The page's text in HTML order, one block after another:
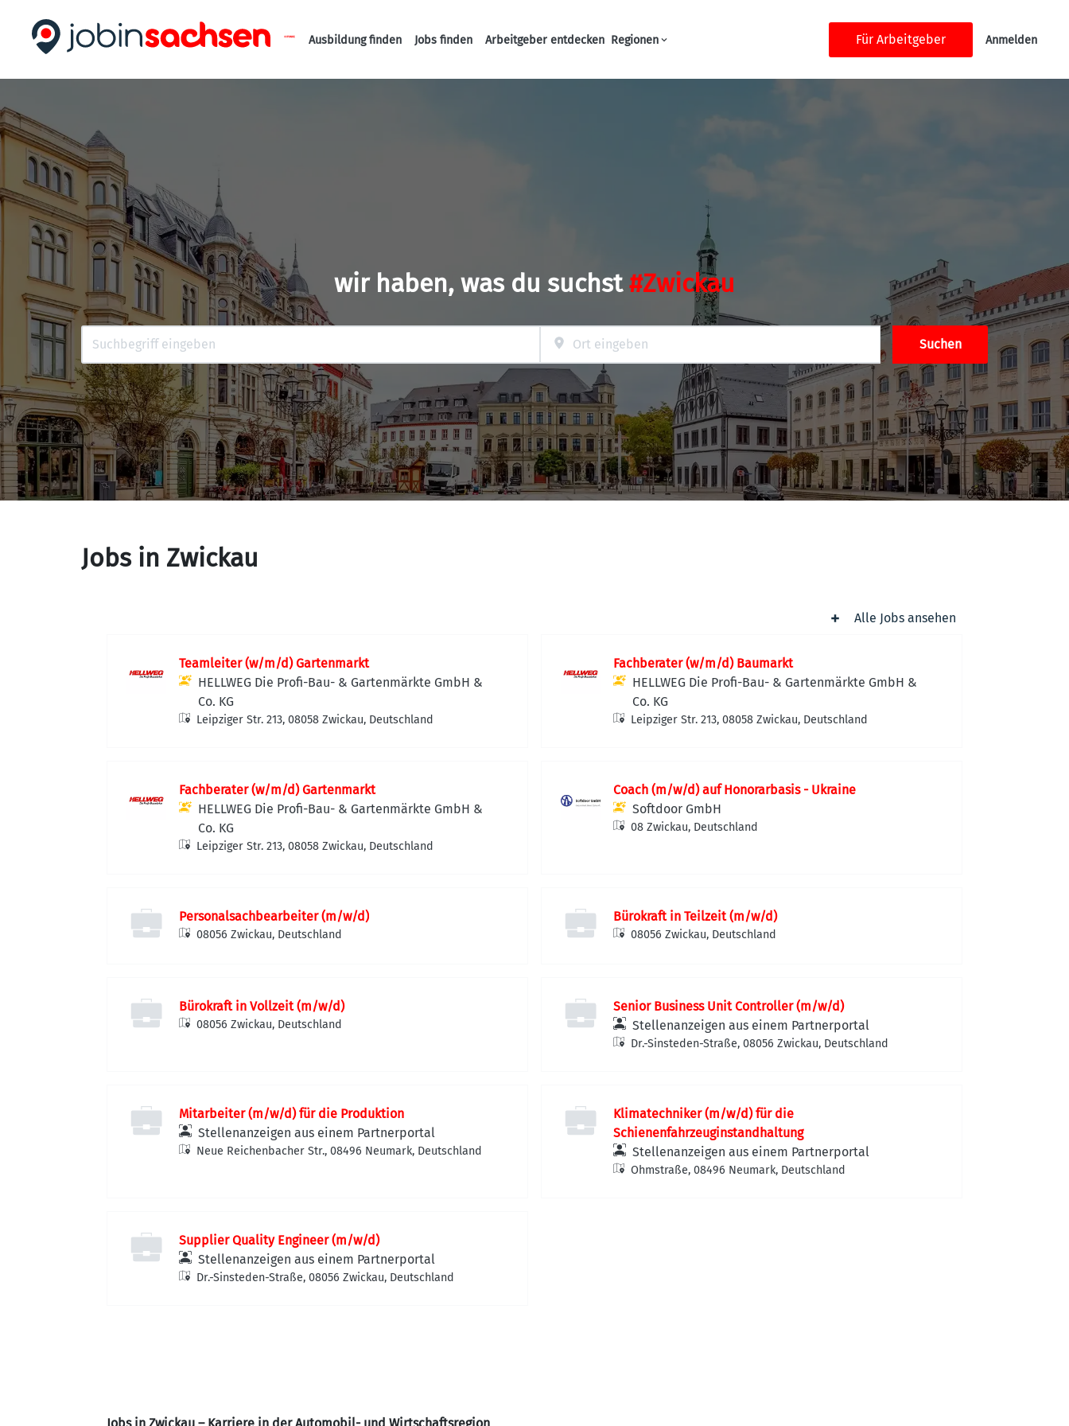
Haupt-Navigation
Ausbildung finden Jobs finden Arbeitgeber entdecken Regionen Für Arbeitgeber Anmelden
wir haben, was du suchst#Zwickau
Suchen
Jobs in Zwickau
Alle Jobs ansehen
Teamleiter (w/m/d) Gartenmarkt
HELLWEG Die Profi-Bau- & Gartenmärkte GmbH &
Co. KG
Leipziger Str. 213, 08058 Zwickau, Deutschland
Fachberater (w/m/d) Baumarkt
HELLWEG Die Profi-Bau- & Gartenmärkte GmbH &
Co. KG
Leipziger Str. 213, 08058 Zwickau, Deutschland
Fachberater (w/m/d) Gartenmarkt
HELLWEG Die Profi-Bau- & Gartenmärkte GmbH &
Co. KG
Leipziger Str. 213, 08058 Zwickau, Deutschland
Coach (m/w/d) auf Honorarbasis - Ukraine
Softdoor GmbH
08 Zwickau, Deutschland
Personalsachbearbeiter (m/w/d)
08056 Zwickau, Deutschland
Bürokraft in Teilzeit (m/w/d)
08056 Zwickau, Deutschland
Bürokraft in Vollzeit (m/w/d)
08056 Zwickau, Deutschland
Senior Business Unit Controller (m/w/d)
Stellenanzeigen aus einem Partnerportal
Dr.-Sinsteden-Straße, 08056 Zwickau, Deutschland
Mitarbeiter (m/w/d) für die Produktion
Stellenanzeigen aus einem Partnerportal
Neue Reichenbacher Str., 08496 Neumark, Deutschland
Klimatechniker (m/w/d) für die
Schienenfahrzeuginstandhaltung
Stellenanzeigen aus einem Partnerportal
Ohmstraße, 08496 Neumark, Deutschland
Supplier Quality Engineer (m/w/d)
Stellenanzeigen aus einem Partnerportal
Dr.-Sinsteden-Straße, 08056 Zwickau, Deutschland